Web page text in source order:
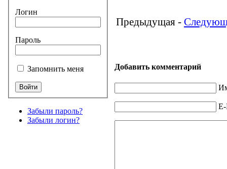
Логин
Пароль
Запомнить меня
Забыли пароль?
Забыли логин?
Предыдущая -
Добавить комментарий
E-